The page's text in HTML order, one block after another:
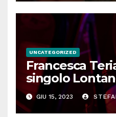
UNCATEGORIZED
Francesca
singolo
dove nasce
GIU 15, 2023